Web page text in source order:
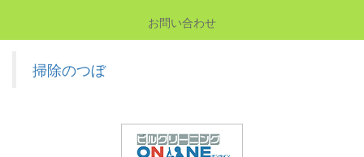
お問い合わせ
掃除のつぼ